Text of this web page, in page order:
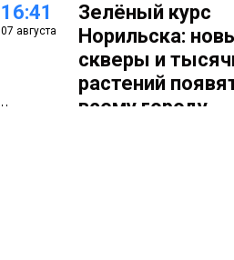
16:41
07 августа
Новости
Зелёный курс
Норильска:
скверы и
растений
всему городу